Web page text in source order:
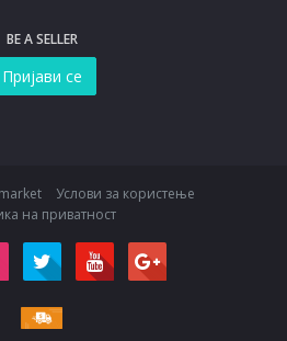
BE A SELLER
Пријави се
Услови за користење
на приватност